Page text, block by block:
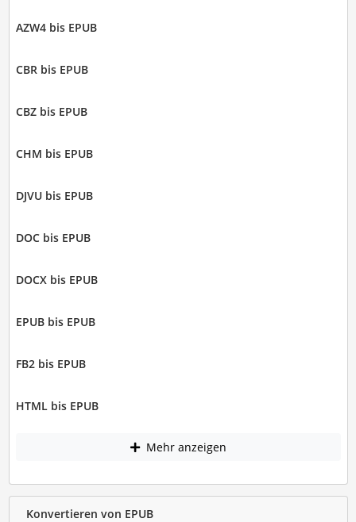
AZW4 bis EPUB
CBR bis EPUB
CBZ bis EPUB
CHM bis EPUB
DJVU bis EPUB
DOC bis EPUB
DOCX bis EPUB
EPUB bis EPUB
FB2 bis EPUB
HTML bis EPUB
Mehr anzeigen
Konvertieren von EPUB